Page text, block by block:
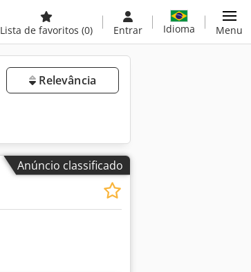
Lista de favoritos (0) Entrar Idioma Menu
Relevância
Anúncio classificado